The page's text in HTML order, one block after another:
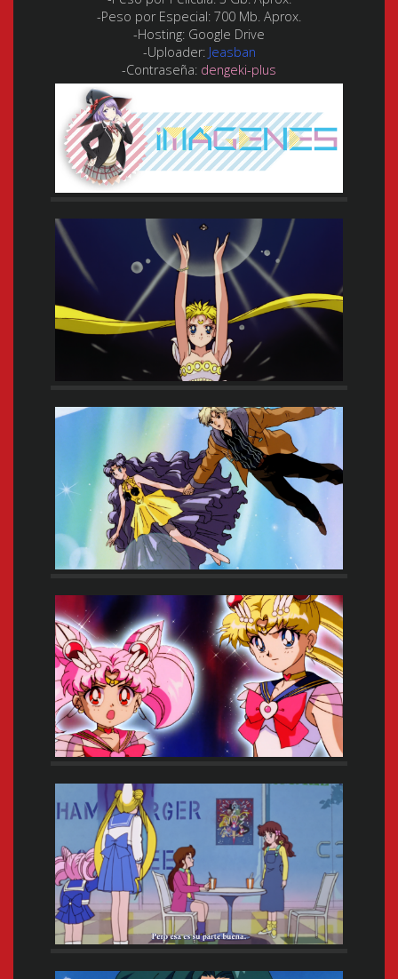
-Peso por Especial: 700 Mb. Aprox.
-Hosting: Google Drive
-Uploader: Jeasban
-Contraseña: dengeki-plus